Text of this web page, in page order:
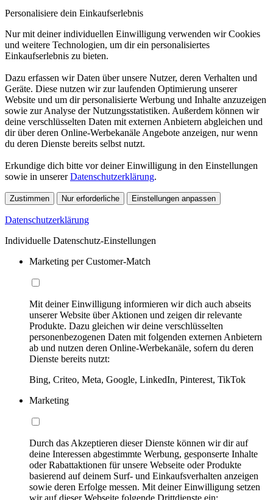
Personalisiere dein Einkaufserlebnis
Nur mit deiner individuellen Einwilligung verwenden wir Cookies
und weitere Technologien, um dir ein personalisiertes
Einkaufserlebnis zu bieten.
Dazu erfassen wir Daten über unsere Nutzer, deren Verhalten und
Geräte. Diese nutzen wir zur laufenden Optimierung unserer
Website und um dir personalisierte Werbung und Inhalte anzuzeigen
sowie zur Analyse der Nutzungsstatistiken. Außerdem können wir
deine verschlüsselten Daten mit externen Anbietern abgleichen und
dir über deren Online-Werbekanäle Angebote anzeigen, nur wenn
du deren Dienste bereits selbst nutzt.
Erkundige dich bitte vor deiner Einwilligung in den Einstellungen
sowie in unsererDatenschutzerklärung.
Zustimmen Nur erforderliche Einstellungen anpassen
Datenschutzerklärung
Individuelle Datenschutz-Einstellungen
Marketing per Customer-Match
Mit deiner Einwilligung informieren wir dich auch abseits
unserer Website über Aktionen und zeigen dir relevante
Produkte. Dazu gleichen wir deine verschlüsselten
personenbezogenen Daten mit folgenden externen Anbietern
ab und nutzen deren Online-Werbekanäle, sofern du deren
Dienste bereits nutzt:
Bing, Criteo, Meta, Google, LinkedIn, Pinterest, TikTok
Marketing
Durch das Akzeptieren dieser Dienste können wir dir auf
deine Interessen abgestimmte Werbung, gesponserte Inhalte
oder Rabattaktionen für unsere Webseite oder Produkte
basierend auf deinem Surf- und Einkaufsverhalten anzeigen
sowie deren Erfolge messen. Mit deiner Einwilligung setzen
wir auf dieser Webseite folgende Drittdienste ein: